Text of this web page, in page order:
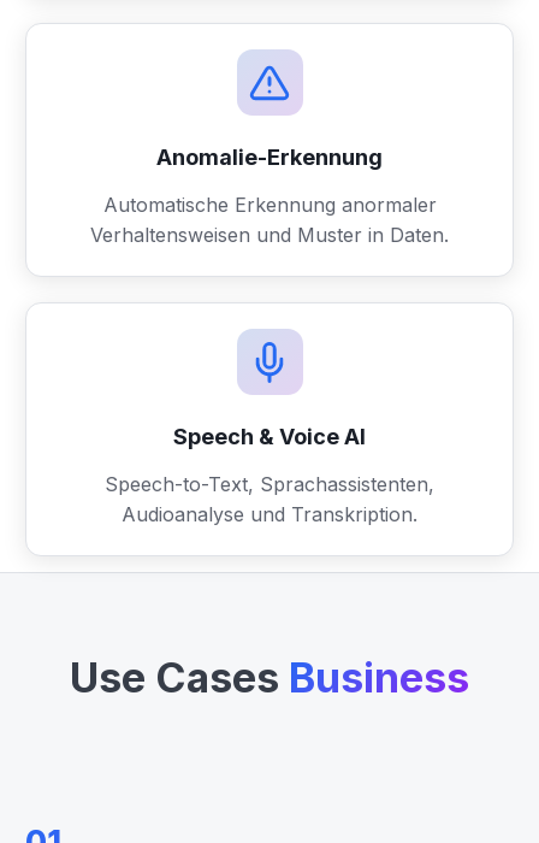
Anomalie-Erkennung
Automatische Erkennung anormaler
Verhaltensweisen und Muster in Daten.
Speech & Voice AI
Speech-to-Text, Sprachassistenten,
Audioanalyse und Transkription.
Use Cases Business